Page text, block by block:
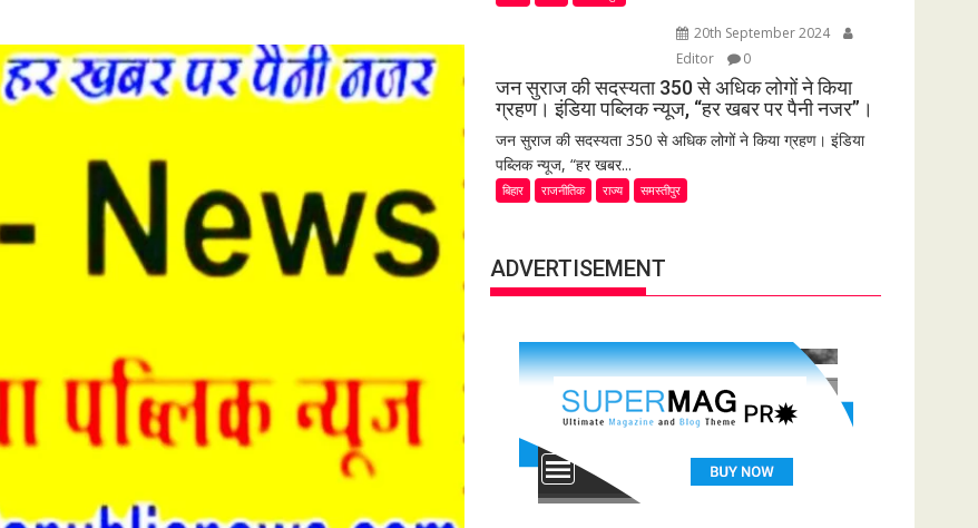
20th September 2024
Editor
0
जन सुराज की सदस्यता 350 से अधिक लोगों ने किया
ग्रहण। इंडिया पब्लिक न्यूज, “हर खबर पर पैनी नजर”।
जन सुराज की सदस्यता 350 से अधिक लोगों ने किया ग्रहण। इंडिया
पब्लिक न्यूज, “हर खबर...
बिहार राजनीतिक राज्य समस्तीपुर
ADVERTISEMENT